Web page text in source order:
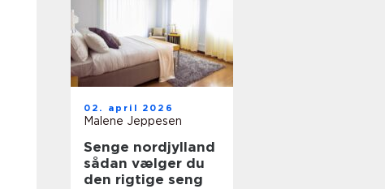
02. april 2026
Malene Jeppesen
Senge nordjylland
sådan vælger du
den rigtige seng